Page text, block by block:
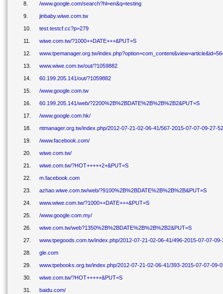
8. /www.google.com/search?hl=en&q=testing
9. jinbaby.wiwe.com.tw
10. test.testcf.cc?p=279
11. wiwe.com.tw/?1000++DATE+++&PUT=S
12. www.tpemanager.org.tw/
13. www.wiwe.com.tw/out/?1059882
14. 60.199.205.141/out/?1059882
15. /www.google.com.tw
16. 60.199.205.141/web/?2200%2B%2BDATE%2B%2B%2B2&PUT=S
17. /www.google.com.hk/
18. ntmanager.org.tw/index.php/2012-07-21-02-06-41/567-2015-07-07-09-27-52
19. /www.facebook.com/
20. wiwe.com.tw/
21. wiwe.com.tw/?HOT+++++2+&PUT=S
22. m.facebook.com
23. azhao.wiwe.com.tw/web/?9100%2B%2BDATE%2B%2B%2B&PUT=S
24. www.wiwe.com.tw/?1000++DATE+++&PUT=S
25. /www.google.com.my/
26. wiwe.com.tw/web?1350%2B%2BDATE%2B%2B%2B2&PUT=S
27. www.tpegoods.com.tw/index.php/2012-07-21-02-06-41/496-2015-07-07-
28. gle.com
29. www.tpebooks.org.tw/index.php/2012-07-21-02-06-41/393-2015-07-07-09-
30. wiwe.com.tw/?HOT+++++&PUT=S
31. baidu.com/